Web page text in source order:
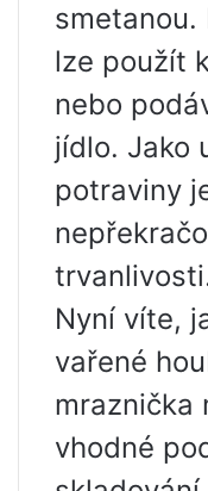
smetanou.
lze použít
nebo
jídlo. Jako
potraviny
Nyní víte,
vařené
mraznička
vhodné